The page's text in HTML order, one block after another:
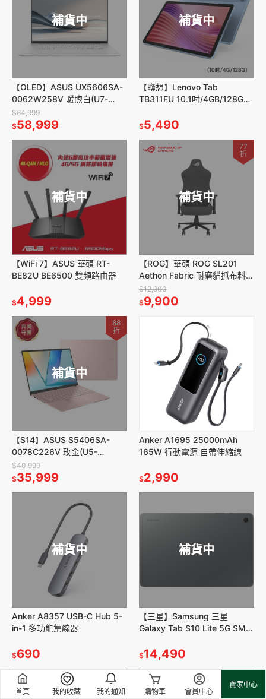
首頁 我的收藏 我的通知 購物車 會員中心
賣家中心
補貨中
【OLED】ASUS UX5606SA-
0062W258V 暖煦白(U7-
258V/16/32G/1T/W11）
$64,999
$58,999
補貨中
【聯想】Lenovo Tab
TB311FU 10.1吋/4GB/128GB
$5,490
補貨中
【WiFi 7】ASUS 華碩 RT-
BE82U BE6500 雙頻路由器
$4,999
補貨中
77
折
【ROG】華碩 ROG SL201
Aethon Fabric 耐磨貓抓布料電
競椅
$12,900
$9,900
補貨中
88
折
【S14】ASUS S5406SA-
0078C226V 玫金(U5-
226V/14/16GDR5X/512G/W1
1)
$40,999
$35,999
Anker A1695 25000mAh
165W 行動電源 自帶伸縮線
$2,990
補貨中
Anker A8357 USB-C Hub 5-
in-1 多功能集線器
$690
補貨中
【三星】Samsung 三星
Galaxy Tab S10 Lite 5G SM-
$14,490